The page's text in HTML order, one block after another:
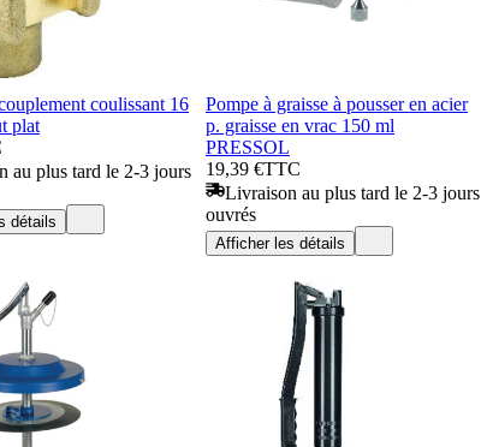
coulissant 16
plat
au plus tard le 2-3 jours
détails
Pompe à graisse à pousser en acier
p. graisse en vrac 150 ml
PRESSOL
19,39 €TTC
Livraison au plus tard le 2-3 jours
ouvrés
Afficher les détails